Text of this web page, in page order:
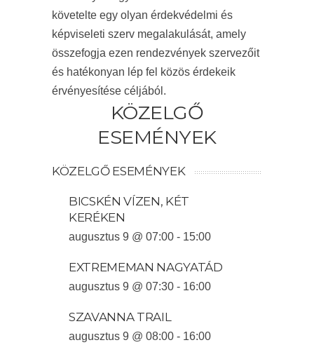
követelte egy olyan érdekvédelmi és
képviseleti szerv megalakulását, amely
összefogja ezen rendezvények szervezőit
és hatékonyan lép fel közös érdekeik
érvényesítése céljából.
KÖZELGŐ
ESEMÉNYEK
KÖZELGŐ ESEMÉNYEK
BICSKÉN VÍZEN, KÉT
KERÉKEN
augusztus 9 @ 07:00 - 15:00
EXTREMEMAN NAGYATÁD
augusztus 9 @ 07:30 - 16:00
SZAVANNA TRAIL
augusztus 9 @ 08:00 - 16:00